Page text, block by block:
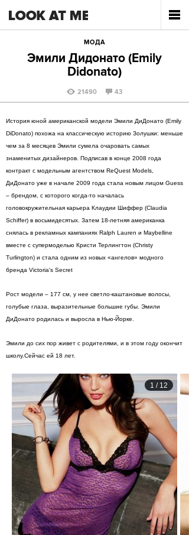
МОДА
Эмили Дидонато (Emily
Didonato)
21490 43
История юной американской модели Эмили ДиДонато (Emily
DiDonato) похожа на классическую историю Золушки: меньше
чем за 8 месяцев Эмили сумела очаровать самых
знаменитых дизайнеров. Подписав в конце 2008 года
контракт с модельным агентством ReQuest Models,
ДиДонато уже в начале 2009 года стала новым лицом Guess
– брендом, с которого когда-то началась
головокружительная карьера Клаудии Шиффер (Claudia
Schiffer) в восьмидесятых. Затем 18-летняя американка
снялась в рекламных кампаниях Ralph Lauren и Maybelline
вместе с супермоделью Кристи Терлингтон (Christy
Turlington) и стала одним из новых «ангелов» модного
бренда Victoria's Secret
Рост модели – 177 см, у нее светло-каштановые волосы,
голубые глаза, выразительные большие губы. Эмили
ДиДонато родилась и выросла в Нью-Йорке.
Эмили до сих пор живет с родителями, и в этом году окончит
школу.Сейчас ей 18 лет.
1 / 12